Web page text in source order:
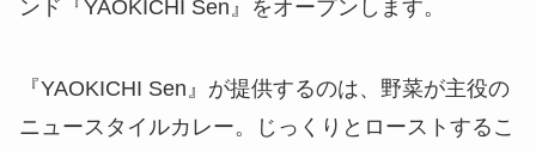
ンド『YAOKICHI Sen』をオープンします。
『YAOKICHI Sen』が提供するのは、野菜が主役の
ニュースタイルカレー。じっくりとローストするこ